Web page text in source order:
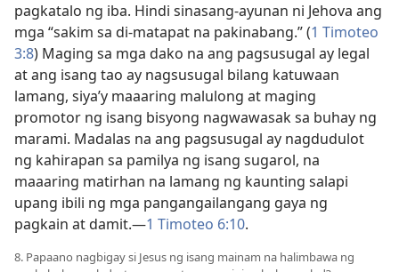
pagkatalo ng iba. Hindi sinasang-ayunan ni Jehova ang
mga “sakim sa di-matapat na pakinabang.” (1 Timoteo
3:8) Maging sa mga dako na ang pagsusugal ay legal
at ang isang tao ay nagsusugal bilang katuwaan
lamang, siya’y maaaring malulong at maging
promotor ng isang bisyong nagwawasak sa buhay ng
marami. Madalas na ang pagsusugal ay nagdudulot
ng kahirapan sa pamilya ng isang sugarol, na
maaaring matirhan na lamang ng kaunting salapi
upang ibili ng mga pangangailangang gaya ng
pagkain at damit.​—1 Timoteo 6:10.
8. Papaano nagbigay si Jesus ng isang mainam na halimbawa ng